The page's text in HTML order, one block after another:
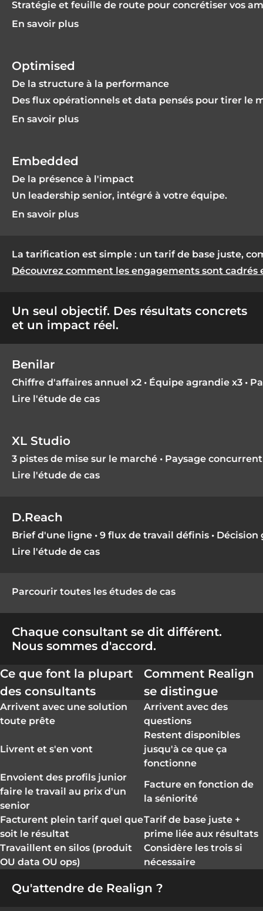
Stratégie et feuille de route pour concrétiser vos
En savoir plus
Optimised
De la structure à la performance
Des flux opérationnels et data pensés pour tirer le
En savoir plus
Embedded
De la présence à l'impact
Un leadership senior, intégré à votre équipe.
En savoir plus
La tarification est simple : un tarif de base juste,
Découvrez comment les engagements sont cadrés
Un seul objectif. Des résultats concrets
et un impact réel.
Benilar
Chiffre d'affaires annuel x2 • Équipe agrandie x3 •
Lire l'étude de cas
XL Studio
3 pistes de mise sur le marché • Paysage
Lire l'étude de cas
D.Reach
Brief d'une ligne • 9 flux de travail définis •
Lire l'étude de cas
Parcourir toutes les études de cas
Chaque consultant se dit différent.
Nous sommes d'accord.
Comparaison de l'approche de Realign par rapport
Ce que font la plupart
des consultants
Comment Realign
se distingue
Arrivent avec une solution
toute prête
Arrivent avec des
questions
Livrent et s'en vont
Restent disponibles
jusqu'à ce que ça
fonctionne
Envoient des profils junior
faire le travail au prix d'un
senior
Facture en fonction de
la séniorité
Facturent plein tarif quel que
soit le résultat
Tarif de base juste +
prime liée aux résultats
Travaillent en silos (produit
OU data OU ops)
Considère les trois si
nécessaire
Qu'attendre de Realign ?